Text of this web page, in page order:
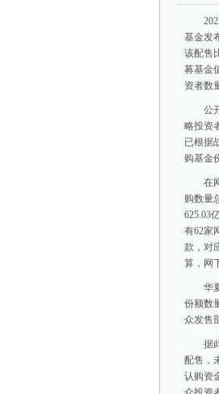
基金发
该配售
募基金
资者数
公
略投资
已根据
购基金
在
购数量
625.03
有62家
款，对
算，网
华
份额数
众发售
据
配售，
认购资